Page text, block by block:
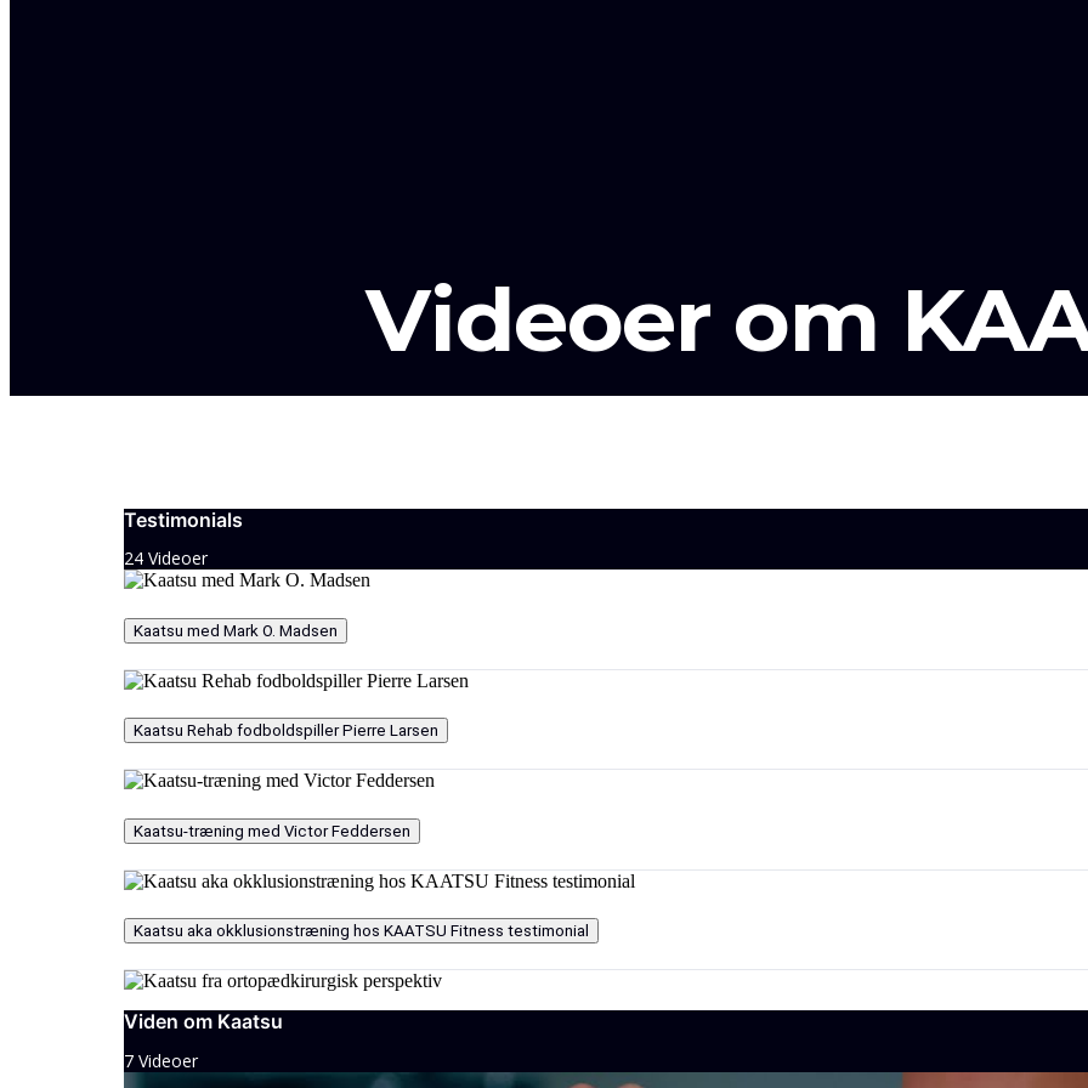
Videoer om
Testimonials
24 Videoer
Kaatsu med Mark O. Madsen
Kaatsu Rehab fodboldspiller Pierre Larsen
Kaatsu-træning med Victor Feddersen
Kaatsu aka okklusionstræning hos KAATSU Fitness testimonial
Kaatsu fra ortopædkirurgisk perspektiv
Viden om Kaatsu
7 Videoer